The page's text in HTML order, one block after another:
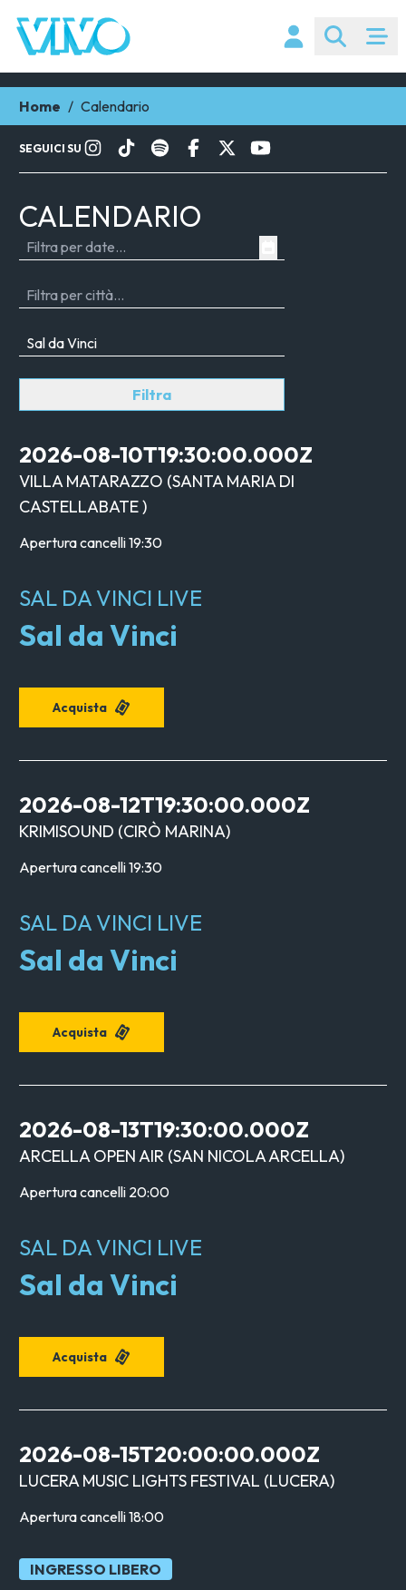
Home / Calendario
SEGUICI SU
CALENDARIO
Filtra
2026-08-10T19:30:00.000Z
VILLA MATARAZZO (SANTA MARIA DI
CASTELLABATE)
Apertura cancelli19:30
SAL DA VINCI LIVE
Sal da Vinci
Acquista
2026-08-12T19:30:00.000Z
KRIMISOUND (CIRÒ MARINA)
Apertura cancelli19:30
SAL DA VINCI LIVE
Sal da Vinci
Acquista
2026-08-13T19:30:00.000Z
ARCELLA OPEN AIR (SAN NICOLA ARCELLA)
Apertura cancelli 20:00
SAL DA VINCI LIVE
Sal da Vinci
Acquista
2026-08-15T20:00:00.000Z
LUCERA MUSIC LIGHTS FESTIVAL (LUCERA)
Apertura cancelli18:00
INGRESSO LIBERO